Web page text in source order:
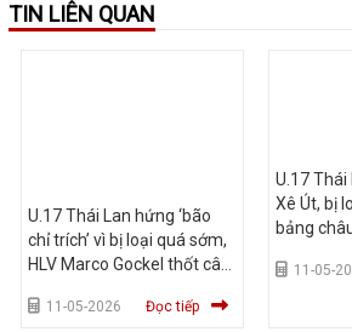
TIN LIÊN QUAN
U.17 Thái Lan hứng ‘bão
chỉ trích’ vì bị loại quá sớm,
HLV Marco Gockel thốt câu
11-05-2026 Đọc tiếp
U.17 Thái
Xê Út, bị
bảng
11-05-